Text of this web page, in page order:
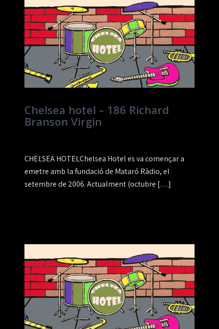
Chelsea hotel – 186 Richard
Branson Virgin
CHELSEA HOTELChelsea Hotel es va començar a
emetre amb la fundació de Mataró Ràdio, el
setembre de 2006. Actualment (octubre […]